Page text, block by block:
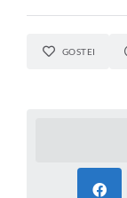
GOSTEI